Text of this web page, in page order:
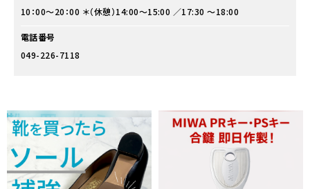
10：00～20：00 ＊（休憩）14:00～15:00 ／17:30 ～18:00
電話番号
049-226-7118